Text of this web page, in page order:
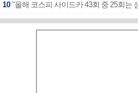
10 "올해 코스피 사이드카 43회 중 25회는